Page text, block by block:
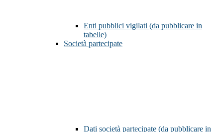
Enti pubblici vigilati (da pubblicare in
tabelle)
Società partecipate
Dati società partecipate (da pubblicare in